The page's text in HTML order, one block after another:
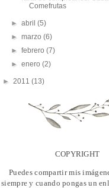
Comefrutas
►abril(5)
►marzo(6)
►febrero(7)
►enero(2)
► 2011 (13)
COPYRIGHT
Puedes compartir mis
siempre y cuando pongas un